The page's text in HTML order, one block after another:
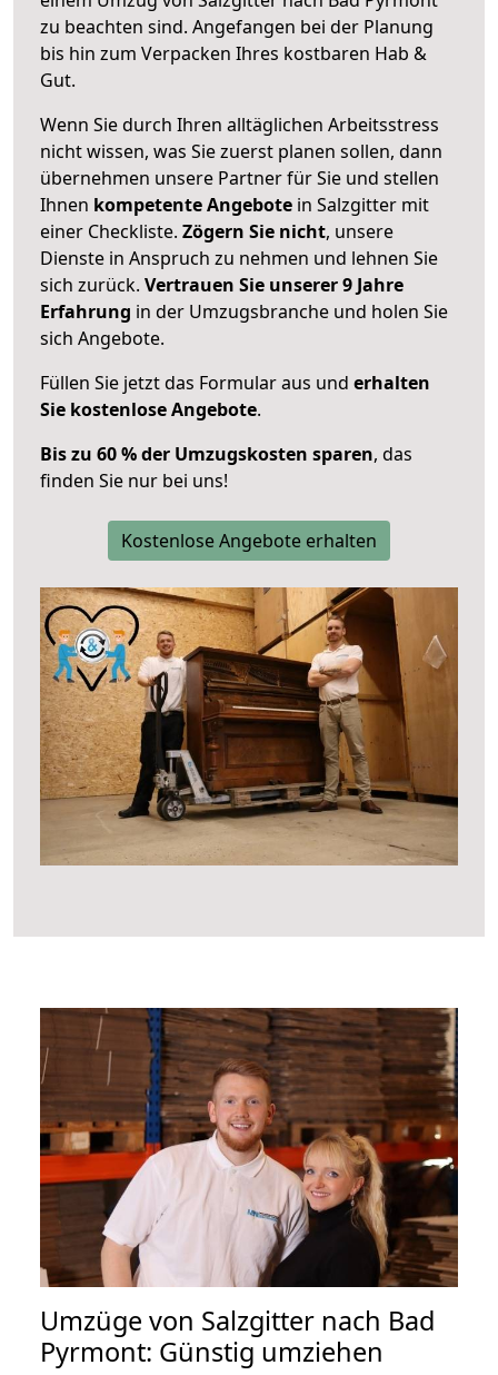
zu beachten sind. Angefangen bei der Planung
bis hin zum Verpacken Ihres kostbaren Hab &
Gut.
Wenn Sie durch Ihren alltäglichen Arbeitsstress
nicht wissen, was Sie zuerst planen sollen, dann
übernehmen unsere Partner für Sie und stellen
Ihnen kompetente Angebote in Salzgitter mit
einer Checkliste. Zögern Sie nicht, unsere
Dienste in Anspruch zu nehmen und lehnen Sie
sich zurück. Vertrauen Sie unserer 9 Jahre
Erfahrung in der Umzugsbranche und holen Sie
sich Angebote.
Füllen Sie jetzt das Formular aus und erhalten
Sie kostenlose Angebote.
Bis zu 60 % der Umzugskosten sparen, das
finden Sie nur bei uns!
Kostenlose Angebote erhalten
Umzüge von Salzgitter nach Bad
Pyrmont: Günstig umziehen